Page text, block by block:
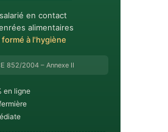
en contact
alimentaires
à l'hygiène
852/2004 – Annexe II
en ligne